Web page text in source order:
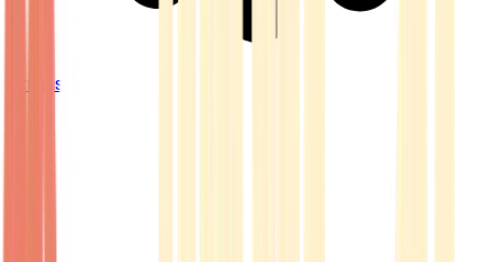
Strains